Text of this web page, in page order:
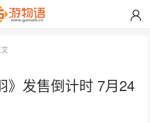
》发售倒计时 7月24